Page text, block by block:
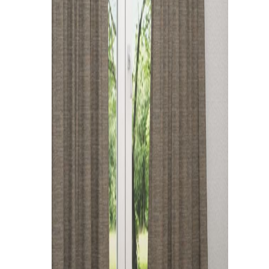
Kissen
Tischdecke
Fensterbilder
Gardinenstange
Stoffe
Panneaux